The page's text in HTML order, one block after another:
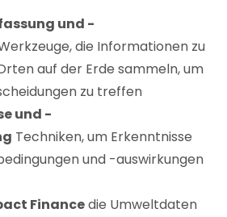
und -
die Informationen zu
auf der Erde sammeln, um
zu treffen
und -
Techniken, um Erkenntnisse
und -auswirkungen
Financedie Umweltdaten